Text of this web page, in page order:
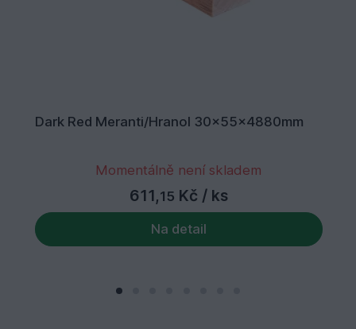
Dark Red Meranti/Hranol 30x55x4880mm
Momentálně není skladem
611,15 Kč / ks
Na detail